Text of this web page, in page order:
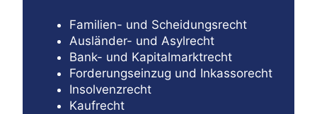
Familien- und Scheidungsrecht
Ausländer- und Asylrecht
Bank- und Kapitalmarktrecht
Forderungseinzug und Inkassorecht
Insolvenzrecht
Kaufrecht